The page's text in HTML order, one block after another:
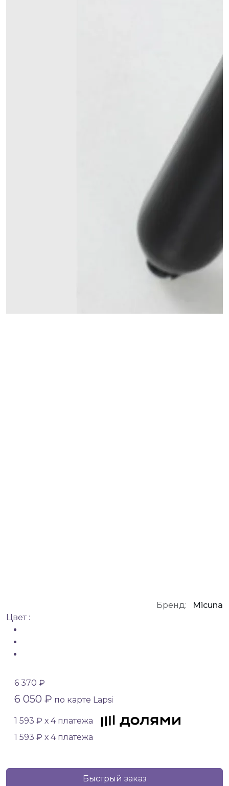
Бренд:
Micuna
Цвет :
6 370 ₽
6 050 ₽ по карте Lapsi
1 593 ₽ х 4 платежа
1 593 ₽ х 4 платежа
Быстрый заказ